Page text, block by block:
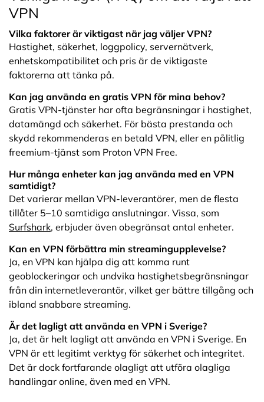
VPN
Vilka faktorer är viktigast när jag väljer VPN?
Hastighet, säkerhet, loggpolicy, servernätverk,
enhetskompatibilitet och pris är de viktigaste
faktorerna att tänka på.
Kan jag använda en gratis VPN för mina behov?
Gratis VPN-tjänster har ofta begränsningar i hastighet,
datamängd och säkerhet. För bästa prestanda och
skydd rekommenderas en betald VPN, eller en pålitlig
freemium-tjänst som Proton VPN Free.
Hur många enheter kan jag använda med en VPN
samtidigt?
Det varierar mellan VPN-leverantörer, men de flesta
tillåter 5–10 samtidiga anslutningar. Vissa, som
Surfshark, erbjuder även obegränsat antal enheter.
Kan en VPN förbättra min streamingupplevelse?
Ja, en VPN kan hjälpa dig att komma runt
geoblockeringar och undvika hastighetsbegränsningar
från din internetleverantör, vilket ger bättre tillgång och
ibland snabbare streaming.
Är det lagligt att använda en VPN i Sverige?
Ja, det är helt lagligt att använda en VPN i Sverige. En
VPN är ett legitimt verktyg för säkerhet och integritet.
Det är dock fortfarande olagligt att utföra olagliga
handlingar online, även med en VPN.